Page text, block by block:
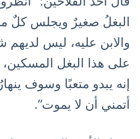
البغلُ صغيرٌ ويجلس كلٌ
والابن عليه، ليس لديهم
على هذا البغل المسكين،
إنه يبدو متعبًا وسوف
أتمني أن لا يموت”.